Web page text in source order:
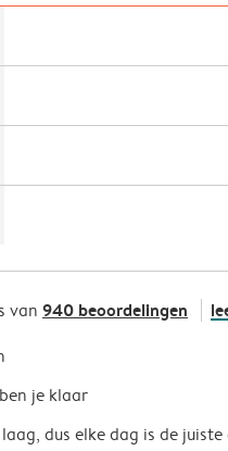
van 940 beoordelingen
je klaar
dus elke dag is de